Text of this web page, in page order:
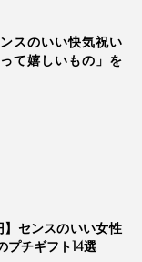
スのいい快気祝い
て嬉しいもの」を
】センスのいい女性
プチギフト14選